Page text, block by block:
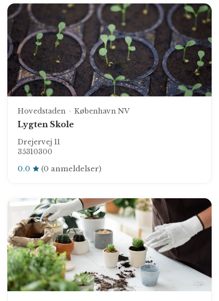
Hovedstaden København NV
Lygten Skole
Drejervej 11
35310300
0.0 (0 anmeldelser)